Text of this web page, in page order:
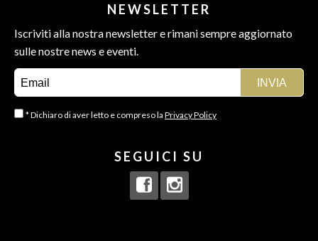
NEWSLETTER
Iscriviti alla nostra newsletter e rimani sempre aggiornato
sulle nostre news e eventi.
* Dichiaro di aver letto e compreso la Privacy Policy
SEGUICI SU